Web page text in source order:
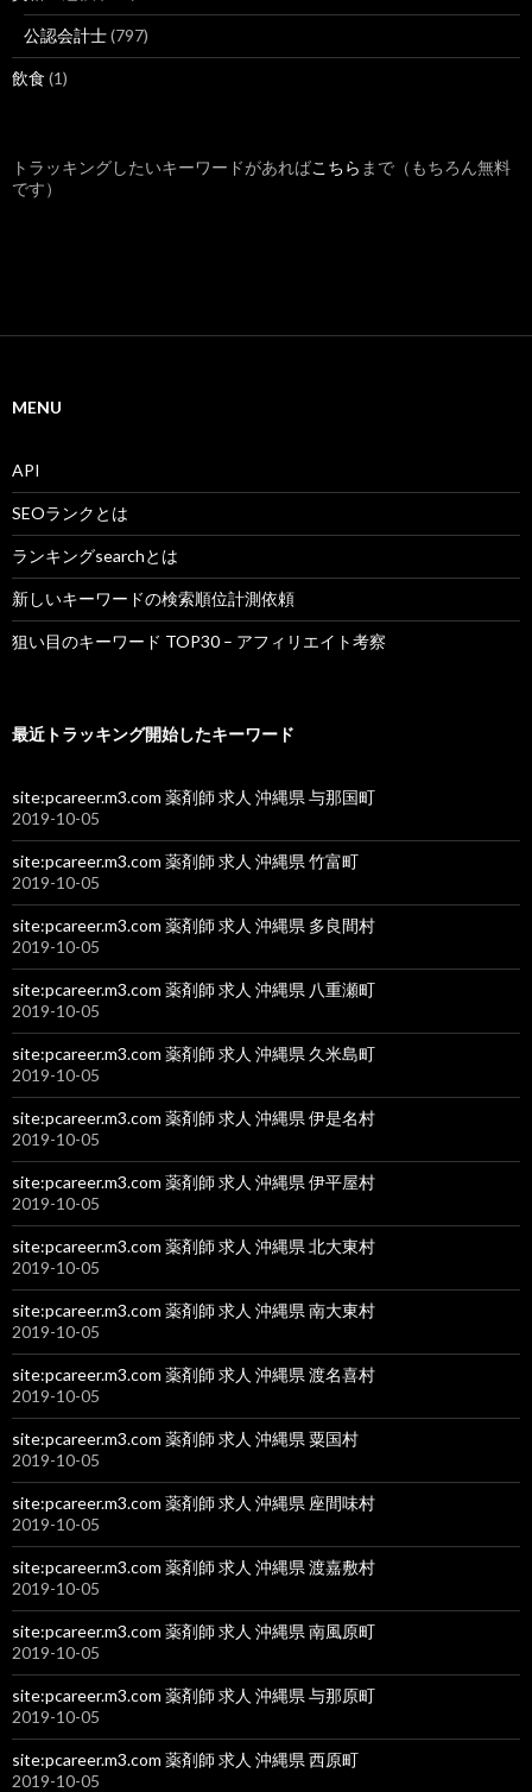
公認会計士(797)
飲食 (1)
トラッキングしたいキーワードがあればこちら まで（もちろん無料
です）
MENU
API
SEOランクとは
ランキングsearchとは
新しいキーワードの検索順位計測依頼
狙い目のキーワード TOP30 – アフィリエイト考察
最近トラッキング開始したキーワード
site:pcareer.m3.com 薬剤師 求人 沖縄県 与那国町
2019-10-05
site:pcareer.m3.com 薬剤師 求人 沖縄県 竹富町
2019-10-05
site:pcareer.m3.com 薬剤師 求人 沖縄県 多良間村
2019-10-05
site:pcareer.m3.com 薬剤師 求人 沖縄県 八重瀬町
2019-10-05
site:pcareer.m3.com 薬剤師 求人 沖縄県 久米島町
2019-10-05
site:pcareer.m3.com 薬剤師 求人 沖縄県 伊是名村
2019-10-05
site:pcareer.m3.com 薬剤師 求人 沖縄県 伊平屋村
2019-10-05
site:pcareer.m3.com 薬剤師 求人 沖縄県 北大東村
2019-10-05
site:pcareer.m3.com 薬剤師 求人 沖縄県 南大東村
2019-10-05
site:pcareer.m3.com 薬剤師 求人 沖縄県 渡名喜村
2019-10-05
site:pcareer.m3.com 薬剤師 求人 沖縄県 粟国村
2019-10-05
site:pcareer.m3.com 薬剤師 求人 沖縄県 座間味村
2019-10-05
site:pcareer.m3.com 薬剤師 求人 沖縄県 渡嘉敷村
2019-10-05
site:pcareer.m3.com 薬剤師 求人 沖縄県 南風原町
2019-10-05
site:pcareer.m3.com 薬剤師 求人 沖縄県 与那原町
2019-10-05
site:pcareer.m3.com 薬剤師 求人 沖縄県 西原町
2019-10-05